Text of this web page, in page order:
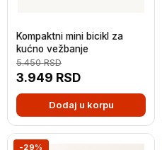
Kompaktni mini bicikl za
kućno vežbanje
3.949 RSD
5.450RSD
Dodaj u korpu
-29%